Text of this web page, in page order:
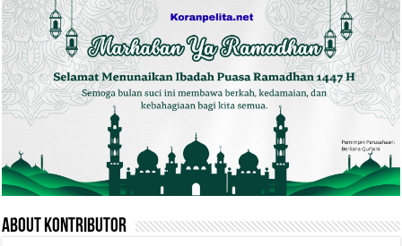
About Kontributor